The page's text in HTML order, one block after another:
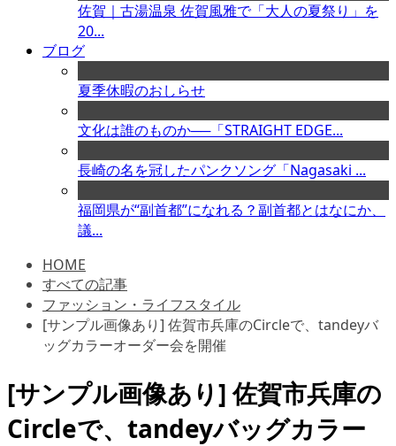
佐賀｜古湯温泉 佐賀風雅で「大人の夏祭り」を
20...
ブログ
夏季休暇のおしらせ
文化は誰のものか──「STRAIGHT EDGE...
長崎の名を冠したパンクソング「Nagasaki ...
福岡県が“副首都”になれる？副首都とはなにか、
議...
HOME
すべての記事
ファッション・ライフスタイル
[サンプル画像あり] 佐賀市兵庫のCircleで、tandeyバ
ッグカラーオーダー会を開催
[サンプル画像あり] 佐賀市兵庫の
Circleで、tandeyバッグカラー